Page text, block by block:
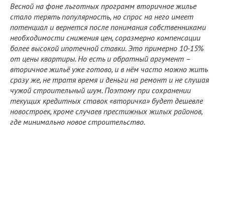
Весной на фоне льготных программ вторичное жилье
стало терять популярность, но спрос на него имеет
потенциал и вернется после понимания собственниками
необходимости снижения цен, соразмерно компенсации
более высокой ипотечной ставки. Это примерно 10-15%
от цены квартиры. Но есть и обратный аргумент –
вторичное жильё уже готово, и в нём часто можно жить
сразу же, не тратя время и деньги на ремонт и не слушая
чужой строительный шум. Поэтому при сохранении
текущих кредитных ставок «вторичка» будет дешевле
новостроек, кроме случаев престижных жилых районов,
где минимально новое строительство.